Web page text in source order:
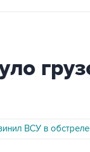
ВСУ в обстреле